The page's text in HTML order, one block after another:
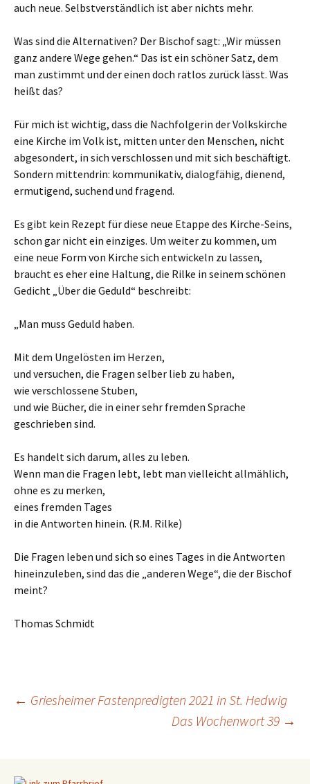
auch neue. Selbstverständlich ist aber nichts mehr.
Was sind die Alternativen? Der Bischof sagt: „Wir müssen
ganz andere Wege gehen.“ Das ist ein schöner Satz, dem
man zustimmt und der einen doch ratlos zurück lässt. Was
heißt das?
Für mich ist wichtig, dass die Nachfolgerin der Volkskirche
eine Kirche im Volk ist, mitten unter den Menschen, nicht
abgesondert, in sich verschlossen und mit sich beschäftigt.
Sondern mittendrin: kommunikativ, dialogfähig, dienend,
ermutigend, suchend und fragend.
Es gibt kein Rezept für diese neue Etappe des Kirche-Seins,
schon gar nicht ein einziges. Um weiter zu kommen, um
eine neue Form von Kirche sich entwickeln zu lassen,
braucht es eher eine Haltung, die Rilke in seinem schönen
Gedicht „Über die Geduld“ beschreibt:
„Man muss Geduld haben.
Mit dem Ungelösten im Herzen,
und versuchen, die Fragen selber lieb zu haben,
wie verschlossene Stuben,
und wie Bücher, die in einer sehr fremden Sprache
geschrieben sind.
Es handelt sich darum, alles zu leben.
Wenn man die Fragen lebt, lebt man vielleicht allmählich,
ohne es zu merken,
eines fremden Tages
in die Antworten hinein. (R.M. Rilke)
Die Fragen leben und sich so eines Tages in die Antworten
hineinzuleben, sind das die „anderen Wege“, die der Bischof
meint?
Thomas Schmidt
Beitragsnavigation
← Griesheimer Fastenpredigten 2021 in St. Hedwig
Das Wochenwort 39 →